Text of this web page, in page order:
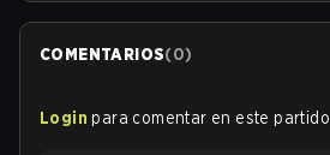
COMENTARIOS(0)
Login para comentar en este partido